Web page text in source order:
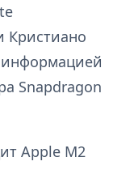
Кристиано
Snapdragon
Apple M2